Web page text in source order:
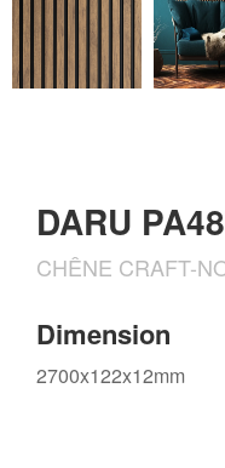
DARU
CHÊNE CRAFT-
Dimension
2700x122x12mm